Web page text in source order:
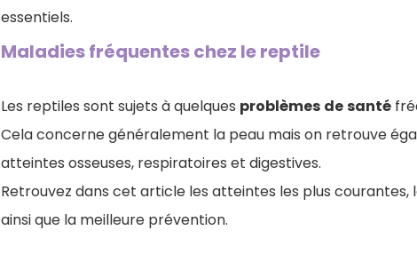
essentiels.
Maladies fréquentes chez le reptile
Les reptiles sont sujets à quelques problèmes desanté
Cela concerne généralement la peau mais on retrouve
atteintes osseuses, respiratoires et digestives.
Retrouvez dans cet article les atteintes les plus courantes,
ainsi que la meilleure prévention.